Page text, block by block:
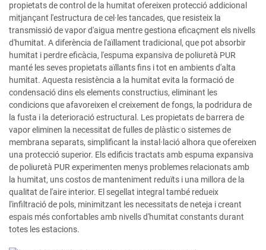
propietats de control de la humitat ofereixen protecció addicional
mitjançant l'estructura de cel·les tancades, que resisteix la
transmissió de vapor d'aigua mentre gestiona eficaçment els nivells
d'humitat. A diferència de l'aïllament tradicional, que pot absorbir
humitat i perdre eficàcia, l'espuma expansiva de poliuretà PUR
manté les seves propietats aïllants fins i tot en ambients d'alta
humitat. Aquesta resistència a la humitat evita la formació de
condensació dins els elements constructius, eliminant les
condicions que afavoreixen el creixement de fongs, la podridura de
la fusta i la deterioració estructural. Les propietats de barrera de
vapor eliminen la necessitat de fulles de plàstic o sistemes de
membrana separats, simplificant la instal·lació alhora que ofereixen
una protecció superior. Els edificis tractats amb espuma expansiva
de poliuretà PUR experimenten menys problemes relacionats amb
la humitat, uns costos de manteniment reduïts i una millora de la
qualitat de l'aire interior. El segellat integral també redueix
l'infiltració de pols, minimitzant les necessitats de neteja i creant
espais més confortables amb nivells d'humitat constants durant
totes les estacions.